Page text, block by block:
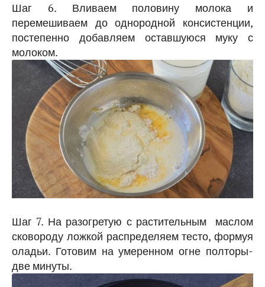
Шаг 6. Вливаем половину молока и
перемешиваем до однородной консистенции,
постепенно добавляем оставшуюся муку с
молоком.
Шаг 7. На разогретую с растительным маслом
сковороду ложкой распределяем тесто, формуя
оладьи. Готовим на умеренном огне полторы-
две минуты.